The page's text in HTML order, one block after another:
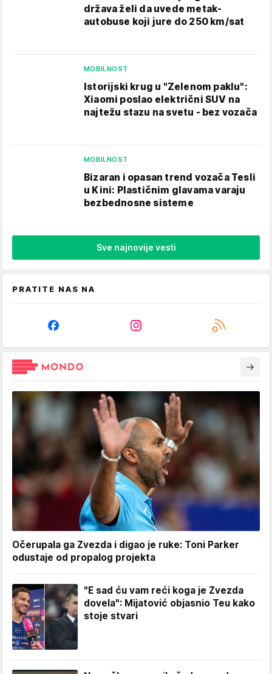
država želi da uvede metak-
autobuse koji jure do 250 km/sat
MOBILNOST
Istorijski krug u "Zelenom paklu":
Xiaomi poslao električni SUV na
najtežu stazu na svetu - bez vozača
MOBILNOST
Bizaran i opasan trend vozača Tesli
u Kini: Plastičnim glavama varaju
bezbednosne sisteme
Sve najnovije vesti
PRATITE NAS NA
Očerupala ga Zvezda i digao je ruke: Toni Parker
odustaje od propalog projekta
"E sad ću vam reći koga je Zvezda
dovela": Mijatović objasnio Teu kako
stoje stvari